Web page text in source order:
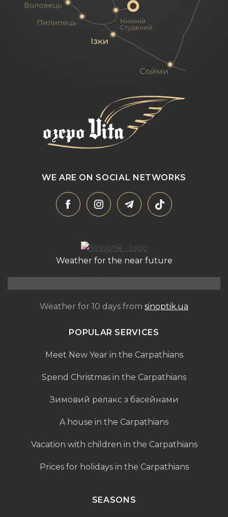
WE ARE ON SOCIAL NETWORKS
Weather for the near future
Weather for 10 days from sinoptik.ua
POPULAR SERVICES
Meet New Year in the Carpathians
Spend Christmas in the Carpathians
Зимовий релакс з басейнами
A house in the Carpathians
Vacation with children in the Carpathians
Prices for holidays in the Carpathians
SEASONS